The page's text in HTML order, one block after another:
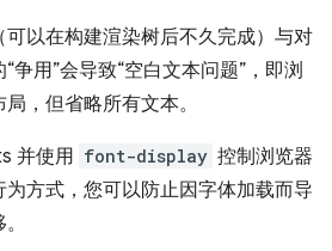
以在构建渲染树后不久完成）与对
争用”会导致“空白文本问题”，即浏
，但省略所有文本。
并使用 font-display 控制浏览器
方式，您可以防止因字体加载而导